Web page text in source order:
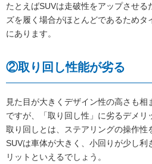
たとえばSUVは走破性をアップさせる
ズを履く場合がほとんどであるためタ
にあります。
②取り回し性能が劣る
見た目が大きくデザイン性の高さも
ですが、「取り回し性」に劣るデメリ
取り回しとは、ステアリングの操作性
SUVは車体が大きく、小回りが少し利
リットといえるでしょう。